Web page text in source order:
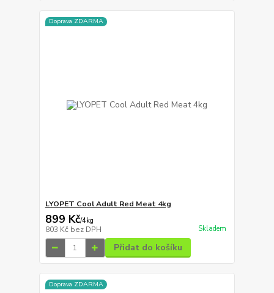
Doprava ZDARMA
LYOPET Cool Adult Red Meat 4kg
899 Kč/4kg
803 Kč bez DPH Skladem
Přidat do košíku
Doprava ZDARMA